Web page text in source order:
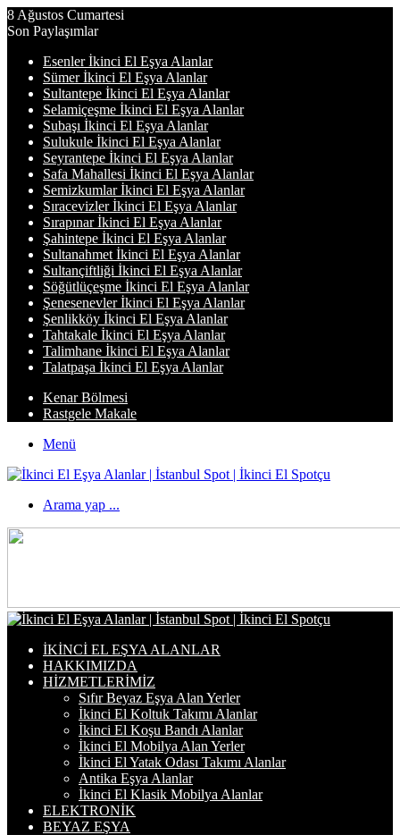
8 Ağustos Cumartesi
Son Paylaşımlar
Esenler İkinci El Eşya Alanlar
Sümer İkinci El Eşya Alanlar
Sultantepe İkinci El Eşya Alanlar
Selamiçeşme İkinci El Eşya Alanlar
Subaşı İkinci El Eşya Alanlar
Sulukule İkinci El Eşya Alanlar
Seyrantepe İkinci El Eşya Alanlar
Safa Mahallesi İkinci El Eşya Alanlar
Semizkumlar İkinci El Eşya Alanlar
Sıracevizler İkinci El Eşya Alanlar
Sırapınar İkinci El Eşya Alanlar
Şahintepe İkinci El Eşya Alanlar
Sultanahmet İkinci El Eşya Alanlar
Sultançiftliği İkinci El Eşya Alanlar
Söğütlüçeşme İkinci El Eşya Alanlar
Şenesenevler İkinci El Eşya Alanlar
Şenlikköy İkinci El Eşya Alanlar
Tahtakale İkinci El Eşya Alanlar
Talimhane İkinci El Eşya Alanlar
Talatpaşa İkinci El Eşya Alanlar
Kenar Bölmesi
Rastgele Makale
Menü
Arama yap ...
İKINCI EL EŞYA ALANLAR
HAKKIMIZDA
HIZMETLERIMIZ
Sıfır Beyaz Eşya Alan Yerler
İkinci El Koltuk Takımı Alanlar
İkinci El Koşu Bandı Alanlar
İkinci El Mobilya Alan Yerler
İkinci El Yatak Odası Takımı Alanlar
Antika Eşya Alanlar
İkinci El Klasik Mobilya Alanlar
ELEKTRONIK
BEYAZ EŞYA